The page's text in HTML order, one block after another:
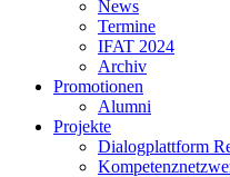
News
Termine
IFAT 2024
Archiv
Promotionen
Alumni
Projekte
Dialogplattform